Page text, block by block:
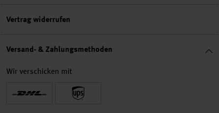
Vertrag widerrufen
Versand- & Zahlungsmethoden
Wir verschicken mit